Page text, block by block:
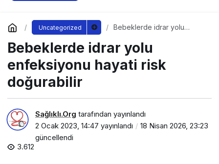
Uncategorized
Bebeklerde idrar yolu
doğurabilir
Bebeklerde idrar yolu
enfeksiyonu hayati risk
doğurabilir
Sağlıklı.Org tarafından yayınlandı
2 Ocak 2023, 14:47 yayınlandı
18 Nisan 2026, 23:23
güncellendi
3.612